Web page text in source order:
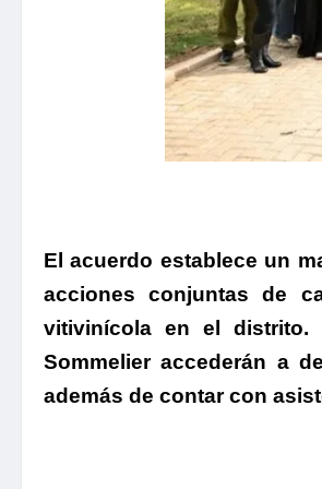
El acuerdo establece un
acciones conjuntas de
vitivinícola en el distrito.
Sommelier accederán a
además de contar con